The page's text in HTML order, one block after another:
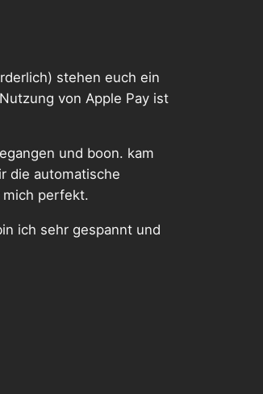
stehen euch ein
von Apple Pay ist
und boon. kam
die automatische
perfekt.
ich sehr gespannt und